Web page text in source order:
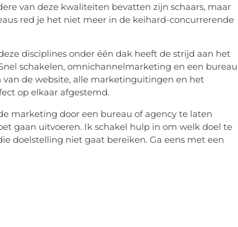
van deze kwaliteiten bevatten zijn schaars, maar
red je het niet meer in de keihard-concurrerende
disciplines onder één dak heeft de strijd aan het
schakelen, omnichannelmarketing en een bureau
de website, alle marketinguitingen en het
op elkaar afgestemd.
marketing door een bureau of agency te laten
gaan uitvoeren. Ik schakel hulp in om welk doel te
doelstelling niet gaat bereiken. Ga eens met een